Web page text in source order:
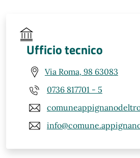
Ufficio tecnico
Via Roma, 98 63083
0736 817701 - 5